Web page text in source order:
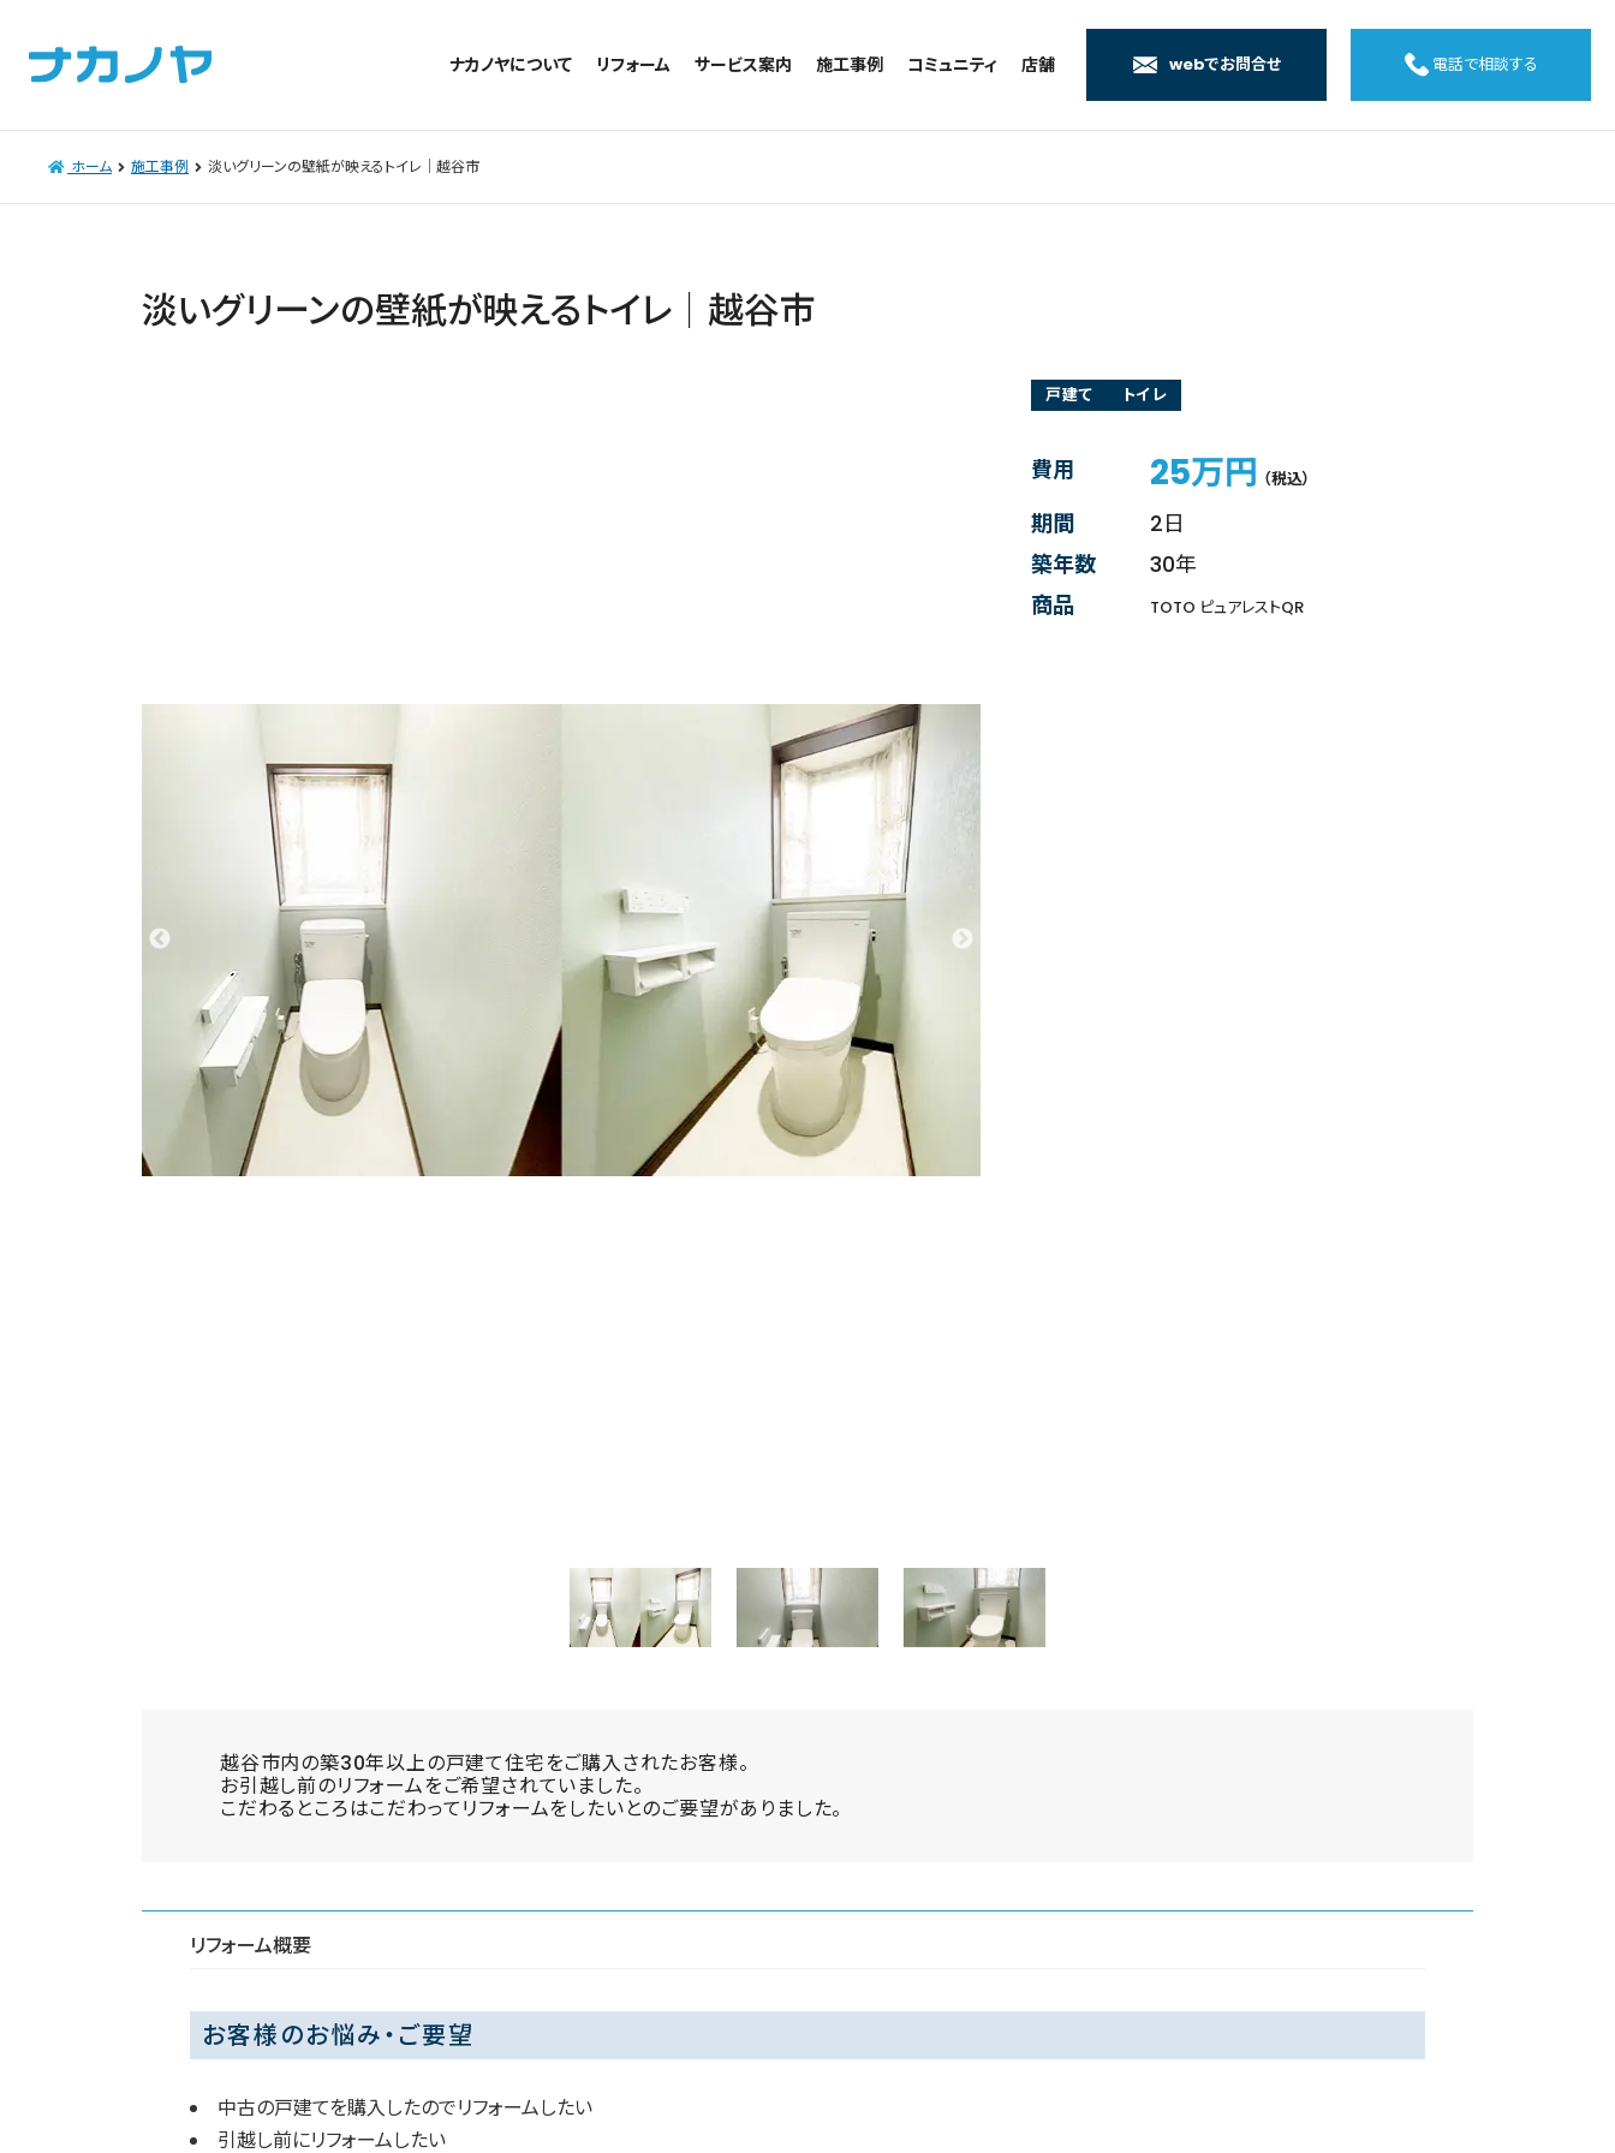
ナカノヤについて リフォーム
お風呂のリフォーム
洗面台のリフォーム
内装のリフォーム
水回りのリフォーム
サービス案内
相談室・よくある質問
施工事例
トイレの施工事例
キッチンの施工事例
コミュニティ
アルブル通信
ブログ
店舗
墨田店
日本橋店
webでお問合せ 電話で相談する
ホーム 施工事例 淡いグリーンの壁紙が映えるトイレ│越谷市
淡いグリーンの壁紙が映えるトイレ│越谷市
戸建て トイレ
費用 25万円 （税込）
期間
2日
築年数
30年
商品
TOTO ピュアレストQR
越谷市内の築30年以上の戸建て住宅をご購入されたお客様。
お引越し前のリフォームをご希望されていました。
こだわるところはこだわってリフォームをしたいとのご要望がありました。
リフォーム概要
お客様のお悩み・ご要望
中古の戸建てを購入したのでリフォームしたい
引越し前にリフォームしたい